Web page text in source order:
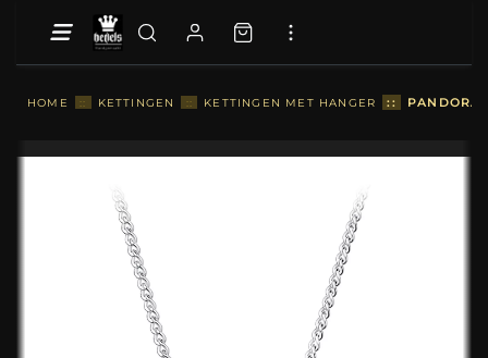
HOME :: KETTINGEN :: KETTINGEN MET HANGER :: PANDORA